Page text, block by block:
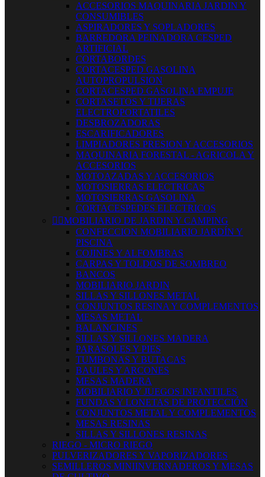
ACCESORIOS MAQUINARIA JARDIN Y
CONSUMIBLES
ASPIRADORES Y SOPLADORES
BARREDORA PEINADORA CESPED
ARTIFICIAL
CORTABORDES
CORTACESPED GASOLINA
AUTOPROPULSION
CORTACESPED GASOLINA EMPUJE
CORTASETOS Y TIJERAS
ELECTROPORTATILES
DESBROZADORAS
ESCARIFICADORES
LIMPIADORES PRESION Y ACCESORIOS
MAQUINARIA FORESTAL - AGRICOLA Y
ACCESORIOS
MOTOAZADAS Y ACCESORIOS
MOTOSIERRAS ELECTRICAS
MOTOSIERRAS GASOLINA
CORTACESPEDES ELECTRICOS
 MOBILIARIO DE JARDIN Y CAMPING
CONFECCION MOBILIARIO JARDÍN Y
PISCINA
COJINES Y ALFOMBRAS
CARPAS Y TOLDOS DE SOMBREO
BANCOS
MOBILIARIO JARDIN
SILLAS Y SILLONES METAL
CONJUNTOS RESINA Y COMPLEMENTOS
MESAS METAL
BALANCINES
SILLAS Y SILLONES MADERA
PARASOLES Y PIES
TUMBONAS Y BUTACAS
BAULES Y ARCONES
MESAS MADERA
MOBILIARIO Y JUEGOS INFANTILES
FUNDAS Y LONETAS DE PROTECCIÓN
CONJUNTOS METAL Y COMPLEMENTOS
MESAS RESINAS
SILLAS Y SILLONES RESINAS
RIEGO - MICRO RIEGO
PULVERIZADORES Y VAPORIZADORES
SEMILLEROS MINIINVERNADEROS Y MESAS